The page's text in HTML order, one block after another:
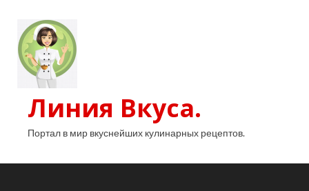
Линия Вкуса.
Портал в мир вкуснейших кулинарных рецептов.